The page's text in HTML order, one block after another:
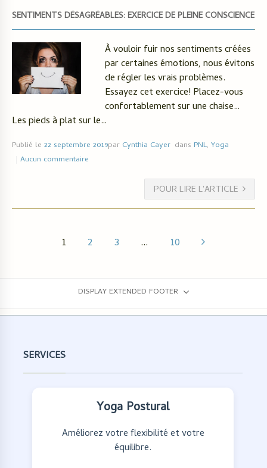
SENTIMENTS DÉSAGRÉABLES: EXERCICE DE PLEINE CONSCIENCE
À vouloir fuir nos sentiments créées
par certaines émotions, nous évitons
de régler les vrais problèmes.
Essayez cet exercice! Placez-vous
confortablement sur une chaise…
Les pieds à plat sur le…
Publié le 22 septembre 2019par Cynthia Cayer dans PNL,Yoga
Aucun commentaire
POUR LIRE L'ARTICLE
1 2 3 … 10
DISPLAY EXTENDED FOOTER
SERVICES
Yoga Postural
Améliorez votre flexibilité et votre
équilibre.